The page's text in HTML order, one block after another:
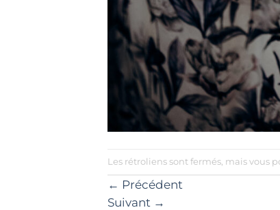
Les rétroliens sont fermés, mais vous
← Précédent
Suivant →